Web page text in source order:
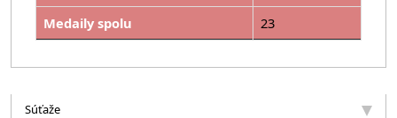
Medaily spolu
23
Súťaže